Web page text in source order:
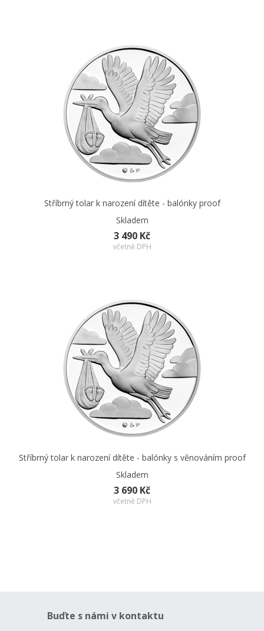
Stříbrný tolar k narození dítěte - balónky proof
Skladem
3 490 Kč
včetně DPH
Stříbrný tolar k narození dítěte - balónky s věnováním proof
Skladem
3 690 Kč
včetně DPH
Buďte s námi v kontaktu